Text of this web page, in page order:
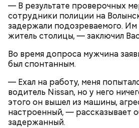
— В результате проверочных
сотрудники полиции на
задержали подозреваемого. Им
житель столицы, — заключил
Во время допроса мужчина
был спонтанным.
— Ехал на работу, меня
водитель Nissan, но у него
этого он вышел из машины,
настроенный, — рассказывает
задержанный.
До этого в Госавтоинспекции
девять месяцев текущего года
ведомства выявили более 170
ПДД, связанных с
безопасности. Большую часть
регистрировали комплексы
почти 70 процентов от общего
30 июня 2019 года следствие
Белой обвинение в
а Элине Сушкевич — в